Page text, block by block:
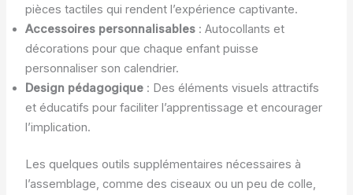
pièces tactiles qui rendent l’expérience captivante.
Accessoires personnalisables: Autocollants et
décorations pour que chaque enfant puisse
personnaliser son calendrier.
Design pédagogique: Des éléments visuels attractifs
et éducatifs pour faciliter l’apprentissage et encourager
l’implication.
Les quelques outils supplémentaires nécessaires à
l’assemblage, comme des ciseaux ou un peu de colle,